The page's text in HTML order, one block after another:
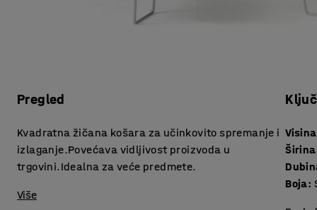
Pregled
Kvadratna žičana košara za učinkovito spremanje i
izlaganje.Povećava vidljivost proizvoda u
trgovini.Idealna za veće predmete.
Više
Visina
Širina
Boja: